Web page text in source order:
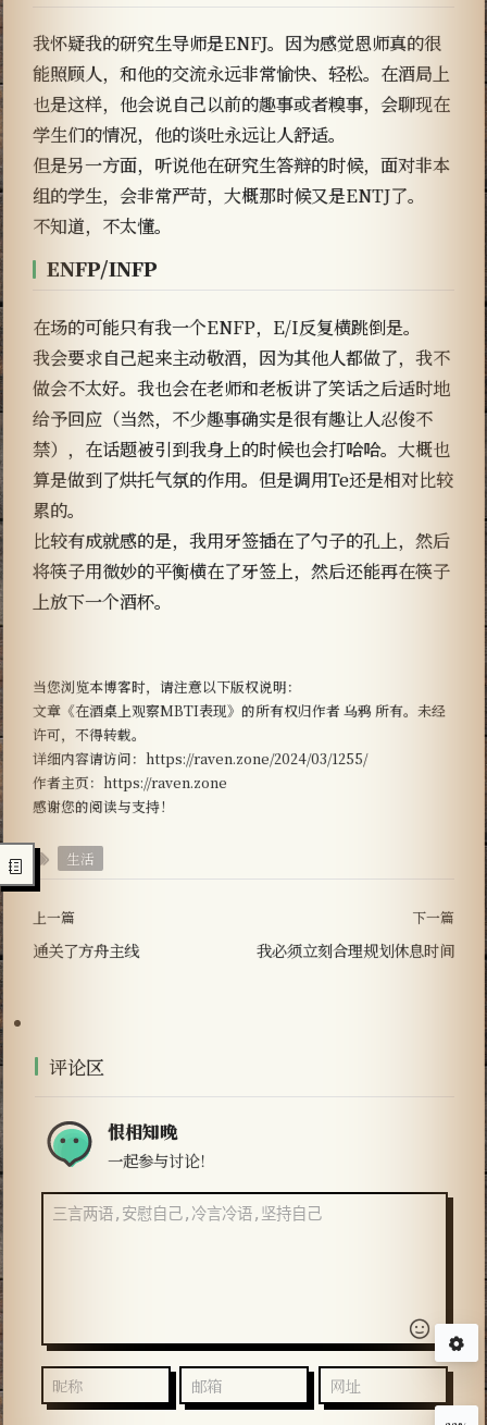
我怀疑我的研究生导师是ENFJ。因为感觉恩师真的很
能照顾人，和他的交流永远非常愉快、轻松。在酒局上
也是这样，他会说自己以前的趣事或者糗事，会聊现在
学生们的情况，他的谈吐永远让人舒适。
但是另一方面，听说他在研究生答辩的时候，面对非本
组的学生，会非常严苛，大概那时候又是ENTJ了。
不知道，不太懂。
ENFP/INFP
在场的可能只有我一个ENFP，E/I反复横跳倒是。
我会要求自己起来主动敬酒，因为其他人都做了，我不
做会不太好。我也会在老师和老板讲了笑话之后适时地
给予回应（当然，不少趣事确实是很有趣让人忍俊不
禁），在话题被引到我身上的时候也会打哈哈。大概也
算是做到了烘托气氛的作用。但是调用Te还是相对比较
累的。
比较有成就感的是，我用牙签插在了勺子的孔上，然后
将筷子用微妙的平衡横在了牙签上，然后还能再在筷子
上放下一个酒杯。
当您浏览本博客时，请注意以下版权说明：
文章《在酒桌上观察MBTI表现》的所有权归作者 乌鸦 所有。未经
许可，不得转载。
详细内容请访问：https://raven.zone/2024/03/1255/
作者主页：https://raven.zone
感谢您的阅读与支持！
生活
上一篇
通关了方舟主线
下一篇
我必须立刻合理规划休息时间
评论区
恨相知晚
一起参与讨论！